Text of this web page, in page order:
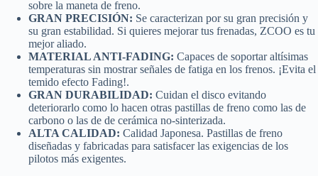
sobre la maneta de freno.
GRAN PRECISIÓN: Se caracterizan por su gran precisión y
su gran estabilidad. Si quieres mejorar tus frenadas, ZCOO es tu
mejor aliado.
MATERIAL ANTI-FADING: Capaces de soportar altísimas
temperaturas sin mostrar señales de fatiga en los frenos. ¡Evita el
temido efecto Fading!.
GRAN DURABILIDAD: Cuidan el disco evitando
deteriorarlo como lo hacen otras pastillas de freno como las de
carbono o las de de cerámica no-sinterizada.
ALTA CALIDAD: Calidad Japonesa. Pastillas de freno
diseñadas y fabricadas para satisfacer las exigencias de los
pilotos más exigentes.